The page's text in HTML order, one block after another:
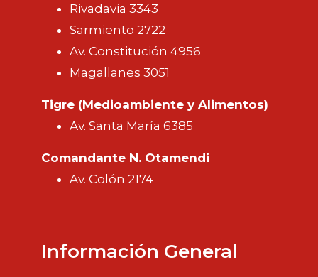
Rivadavia 3343
Sarmiento 2722
Av. Constitución 4956
Magallanes 3051
Tigre (Medioambiente y Alimentos)
Av. Santa María 6385
Comandante N. Otamendi
Av. Colón 2174
Información General